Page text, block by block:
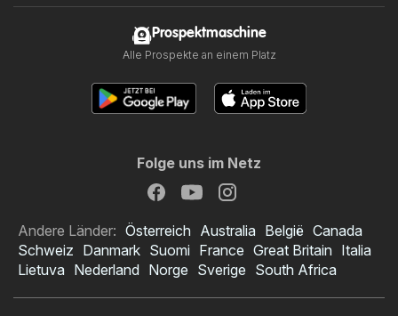
Prospektmaschine
Alle Prospekte an einem Platz
Folge uns im Netz
Andere Länder: Österreich Australia België Canada
Schweiz Danmark Suomi France Great Britain Italia
Lietuva Nederland Norge Sverige South Africa